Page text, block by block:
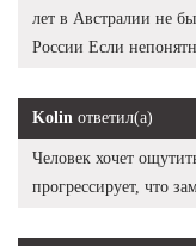
лет в Австралии не
России Если
Kolin ответил(а)
Человек хочет
прогрессирует, что